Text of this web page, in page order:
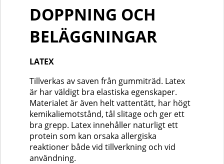
DOPPNING OCH
BELÄGGNINGAR
LATEX
Tillverkas av saven från gummiträd. Latex
är har väldigt bra elastiska egenskaper.
Materialet är även helt vattentätt, har högt
kemikaliemotstånd, tål slitage och ger ett
bra grepp. Latex innehåller naturligt ett
protein som kan orsaka allergiska
reaktioner både vid tillverkning och vid
användning.